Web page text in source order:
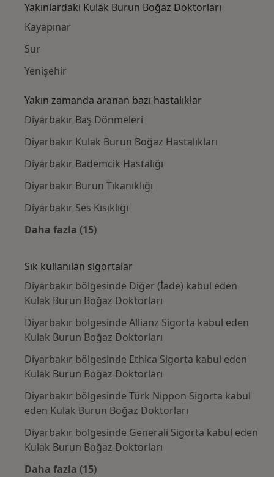
Yakınlardaki Kulak Burun Boğaz Doktorları
Kayapınar
Sur
Yenişehir
Yakın zamanda aranan bazı hastalıklar
Diyarbakır Baş Dönmeleri
Diyarbakır Kulak Burun Boğaz Hastalıkları
Diyarbakır Bademcik Hastalığı
Diyarbakır Burun Tıkanıklığı
Diyarbakır Ses Kısıklığı
Daha fazla (15)
Sık kullanılan sigortalar
Diyarbakır bölgesinde Diğer (İade) kabul eden
Kulak Burun Boğaz Doktorları
Diyarbakır bölgesinde Allianz Sigorta kabul eden
Kulak Burun Boğaz Doktorları
Diyarbakır bölgesinde Ethica Sigorta kabul eden
Kulak Burun Boğaz Doktorları
Diyarbakır bölgesinde Türk Nippon Sigorta kabul
eden Kulak Burun Boğaz Doktorları
Diyarbakır bölgesinde Generali Sigorta kabul eden
Kulak Burun Boğaz Doktorları
Daha fazla (15)